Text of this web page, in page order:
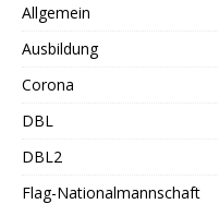
Allgemein
Ausbildung
Corona
DBL
DBL2
Flag-Nationalmannschaft